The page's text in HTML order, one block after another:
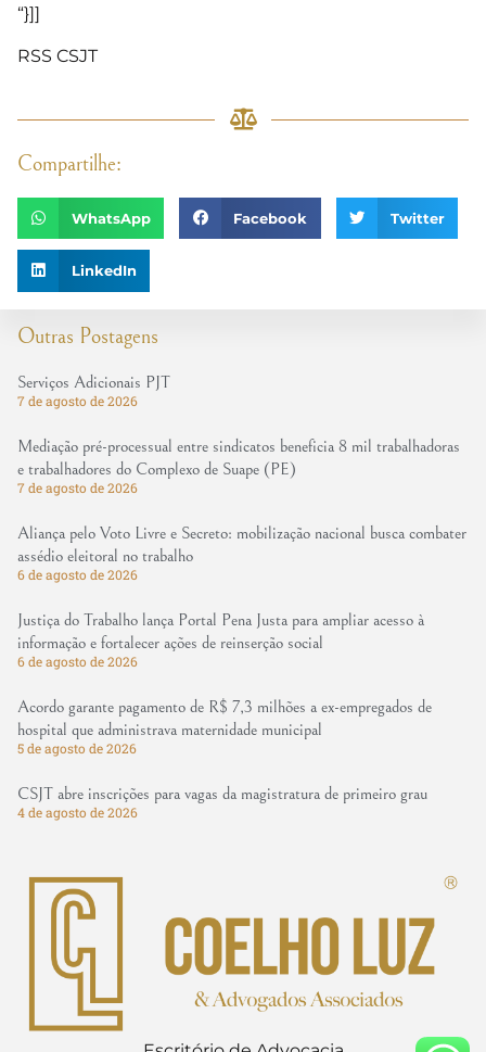
Outras Postagens
Serviços Adicionais PJT
7 de agosto de 2026
Mediação pré-processual entre sindicatos beneficia 8 mil trabalhadoras
e trabalhadores do Complexo de Suape (PE)
7 de agosto de 2026
Aliança pelo Voto Livre e Secreto: mobilização nacional busca combater
assédio eleitoral no trabalho
6 de agosto de 2026
Justiça do Trabalho lança Portal Pena Justa para ampliar acesso à
informação e fortalecer ações de reinserção social
6 de agosto de 2026
Acordo garante pagamento de R$ 7,3 milhões a ex-empregados de
hospital que administrava maternidade municipal
5 de agosto de 2026
CSJT abre inscrições para vagas da magistratura de primeiro grau
4 de agosto de 2026
“}]]
RSS CSJT
Compartilhe:
WhatsApp Facebook Twitter
LinkedIn